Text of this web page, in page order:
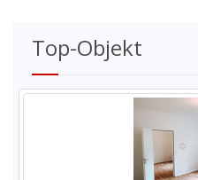
Top-Objekt